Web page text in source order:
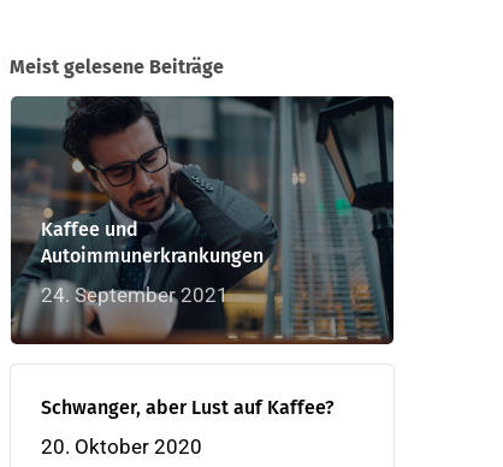
Meist gelesene Beiträge
Kaffee und
Autoimmunerkrankungen
24. September 2021
Schwanger, aber Lust auf Kaffee?
20. Oktober 2020